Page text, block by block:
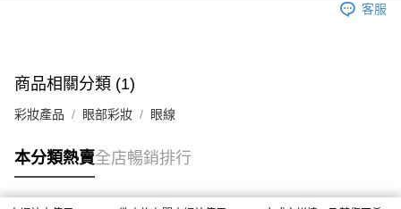
付款後門市自取，訂單確認後2-4個工作天到店，7天內取。逾期後
客服
商品相關分類 (1)
彩妝產品 眼部彩妝 眼線
本分類熱賣全店暢銷排行